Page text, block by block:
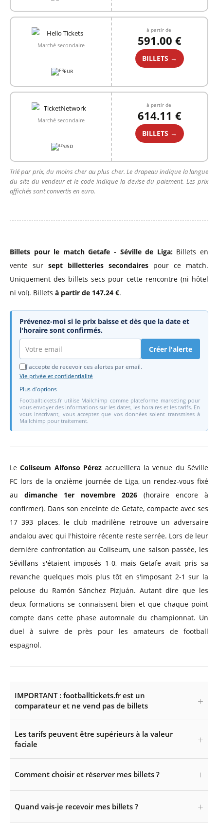
Marché secondaire
EUR
à partir de
591.00 €
BILLETS →
Marché secondaire
USD
à partir de
614.11 €
BILLETS →
Trié par prix, du moins cher au plus cher. Le drapeau indique la langue
du site du vendeur et le code indique la devise du paiement. Les prix
affichés sont convertis en euro.
Billets pour le match Getafe - Séville de Liga:Billets en
vente sur sept billetteries secondaires pour ce match.
Uniquement des billets secs pour cette rencontre (ni hôtel
ni vol). Billets à partir de 147.24 €.
Prévenez-moi si le prix baisse et dès que la date et
l'horaire sont confirmés.
Créer l'alerte
J'accepte de recevoir ces alertes par email.
Vie privée et confidentialité
Plus d'options
Footballtickets.fr utilise Mailchimp comme plateforme marketing pour
vous envoyer des informations sur les dates, les horaires et les tarifs. En
vous inscrivant, vous acceptez que vos données soient transmises à
Mailchimp pour traitement.
LeColiseum Alfonso Pérez accueillera la venue du Séville
FC lors de la onzième journée de Liga, un rendez-vous fixé
au dimanche 1er novembre 2026 (horaire encore à
confirmer). Dans son enceinte de Getafe, compacte avec ses
17 393 places, le club madrilène retrouve un adversaire
andalou avec qui l'histoire récente reste serrée. Lors de leur
dernière confrontation au Coliseum, une saison passée, les
Sévillans s'étaient imposés 1-0, mais Getafe avait pris sa
revanche quelques mois plus tôt en s'imposant 2-1 sur la
pelouse du Ramón Sánchez Pizjuán. Autant dire que les
deux formations se connaissent bien et que chaque point
compte dans cette phase automnale du championnat. Un
duel à suivre de près pour les amateurs de football
espagnol.
IMPORTANT : footballtickets.fr est un
comparateur et ne vend pas de billets
Les tarifs peuvent être supérieurs à la valeur
faciale
Comment choisir et réserver mes billets ?
Quand vais-je recevoir mes billets ?